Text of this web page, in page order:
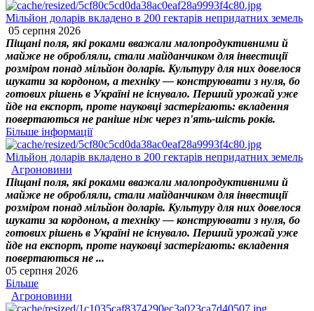
Мільйон доларів вкладено в 200 гектарів непридатних земель
05 серпня 2026
Піщані поля, які роками вважали малопродуктивними й
майже не обробляли, стали майданчиком для інвестиції
розміром понад мільйон доларів. Культуру для них довелося
шукати за кордоном, а техніку — конструювати з нуля, бо
готових рішень в Україні не існувало. Перший урожай уже
йде на експорт, проте науковці застерігають: вкладення
повертаються не раніше ніж через п'ять-шість років.
Більше інформації
Мільйон доларів вкладено в 200 гектарів непридатних земель
Агроновини
Піщані поля, які роками вважали малопродуктивними й
майже не обробляли, стали майданчиком для інвестиції
розміром понад мільйон доларів. Культуру для них довелося
шукати за кордоном, а техніку — конструювати з нуля, бо
готових рішень в Україні не існувало. Перший урожай уже
йде на експорт, проте науковці застерігають: вкладення
повертаються не ...
05 серпня 2026
Більше
Агроновини